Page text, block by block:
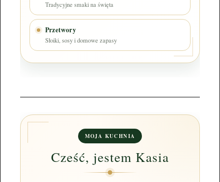
Tradycyjne smaki na święta
Przetwory
Słoiki, sosy i domowe zapasy
MOJA KUCHNIA
Cześć, jestem Kasia